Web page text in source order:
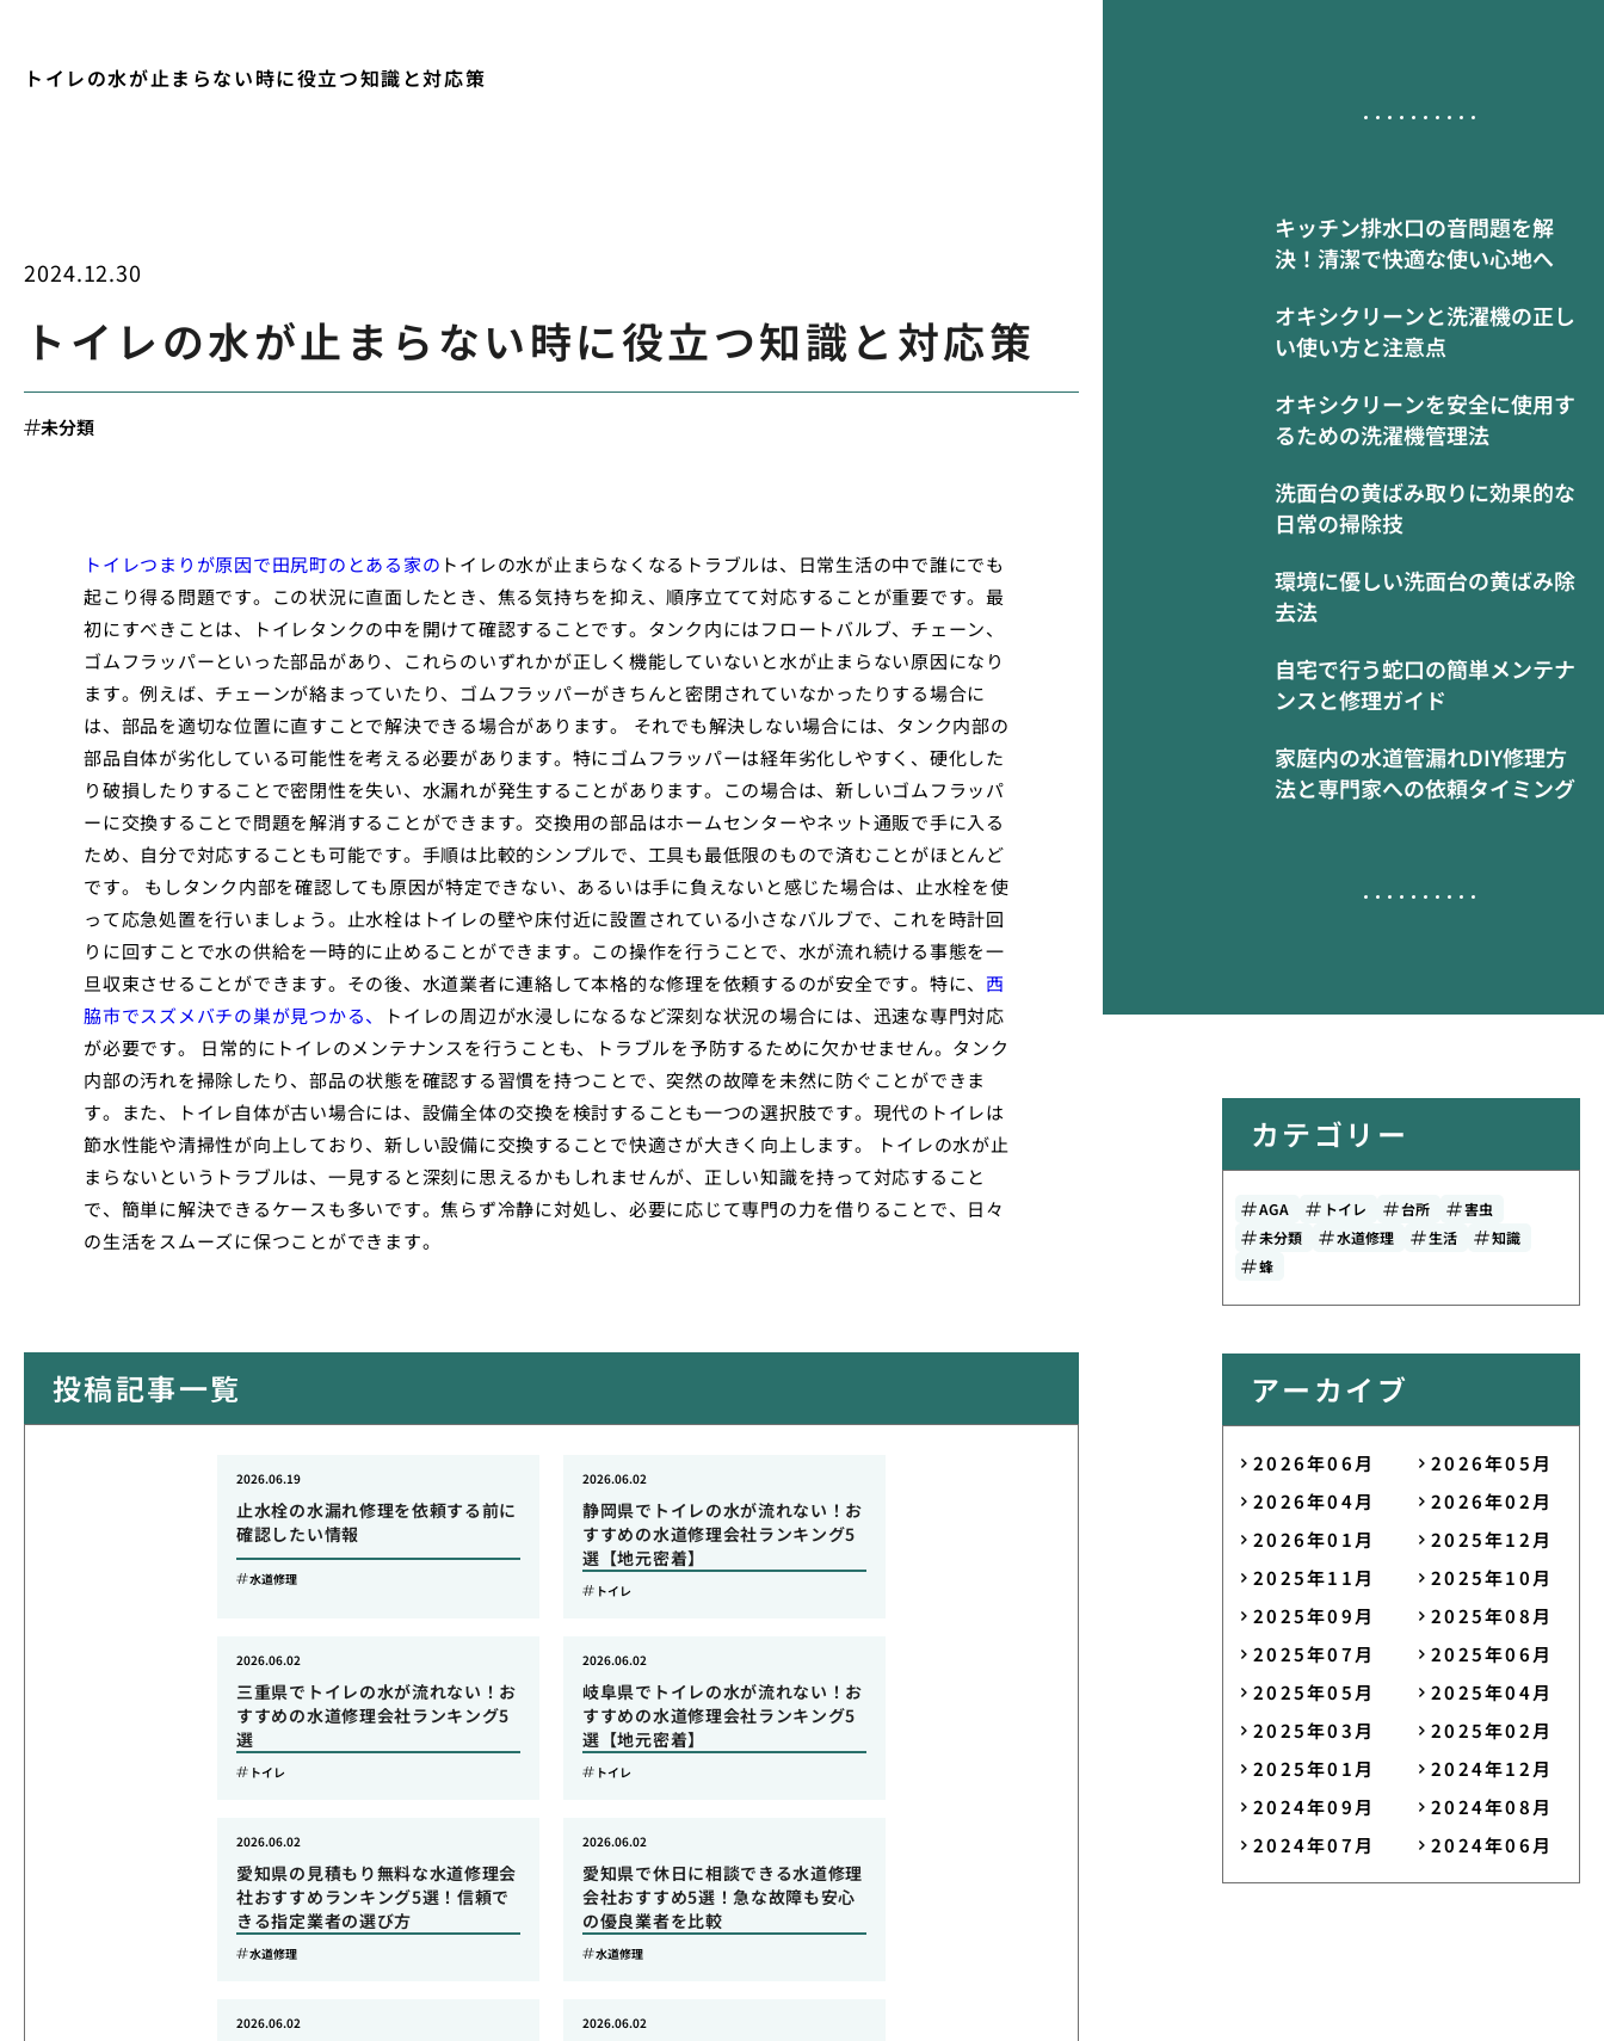
トイレの水が止まらない時に役立つ知識と対応策
キッチン排水口の音問題を解
決！清潔で快適な使い心地へ
オキシクリーンと洗濯機の正し
い使い方と注意点
オキシクリーンを安全に使用す
るための洗濯機管理法
洗面台の黄ばみ取りに効果的な
日常の掃除技
環境に優しい洗面台の黄ばみ除
去法
自宅で行う蛇口の簡単メンテナ
ンスと修理ガイド
家庭内の水道管漏れDIY修理方
法と専門家への依頼タイミング
2024.12.30
トイレの水が止まらない時に役立つ知識と対応策
未分類
トイレつまりが原因で田尻町のとある家の トイレの水が止まらなくなるトラブルは、日常生活の中で誰にでも
起こり得る問題です。この状況に直面したとき、焦る気持ちを抑え、順序立てて対応することが重要です。最
初にすべきことは、トイレタンクの中を開けて確認することです。タンク内にはフロートバルブ、チェーン、
ゴムフラッパーといった部品があり、これらのいずれかが正しく機能していないと水が止まらない原因になり
ます。例えば、チェーンが絡まっていたり、ゴムフラッパーがきちんと密閉されていなかったりする場合に
は、部品を適切な位置に直すことで解決できる場合があります。 それでも解決しない場合には、タンク内部の
部品自体が劣化している可能性を考える必要があります。特にゴムフラッパーは経年劣化しやすく、硬化した
り破損したりすることで密閉性を失い、水漏れが発生することがあります。この場合は、新しいゴムフラッパ
ーに交換することで問題を解消することができます。交換用の部品はホームセンターやネット通販で手に入る
ため、自分で対応することも可能です。手順は比較的シンプルで、工具も最低限のもので済むことがほとんど
です。 もしタンク内部を確認しても原因が特定できない、あるいは手に負えないと感じた場合は、止水栓を使
って応急処置を行いましょう。止水栓はトイレの壁や床付近に設置されている小さなバルブで、これを時計回
りに回すことで水の供給を一時的に止めることができます。この操作を行うことで、水が流れ続ける事態を一
旦収束させることができます。その後、水道業者に連絡して本格的な修理を依頼するのが安全です。特に、 西
脇市でスズメバチの巣が見つかる、
トイレの周辺が水浸しになるなど深刻な状況の場合には、迅速な専門対応
が必要です。 日常的にトイレのメンテナンスを行うことも、トラブルを予防するために欠かせません。タンク
内部の汚れを掃除したり、部品の状態を確認する習慣を持つことで、突然の故障を未然に防ぐことができま
す。また、トイレ自体が古い場合には、設備全体の交換を検討することも一つの選択肢です。現代のトイレは
節水性能や清掃性が向上しており、新しい設備に交換することで快適さが大きく向上します。 トイレの水が止
まらないというトラブルは、一見すると深刻に思えるかもしれませんが、正しい知識を持って対応すること
で、簡単に解決できるケースも多いです。焦らず冷静に対処し、必要に応じて専門の力を借りることで、日々
の生活をスムーズに保つことができます。
投稿記事一覧
止水栓の水漏れ修理を依頼する前に
確認したい情報
2026.06.19
水道修理
静岡県でトイレの水が流れない！お
すすめの水道修理会社ランキング5
選【地元密着】
2026.06.02
トイレ
三重県でトイレの水が流れない！お
すすめの水道修理会社ランキング5
選
2026.06.02
トイレ
岐阜県でトイレの水が流れない！お
すすめの水道修理会社ランキング5
選【地元密着】
2026.06.02
トイレ
愛知県の見積もり無料な水道修理会
社おすすめランキング5選！信頼で
きる指定業者の選び方
2026.06.02
水道修理
愛知県で休日に相談できる水道修理
会社おすすめ5選！急な故障も安心
の優良業者を比較
2026.06.02
水道修理
2026.06.02 2026.06.02
カテゴリー
AGA トイレ 台所
害虫
未分類
水道修理 生活
知識
蜂
アーカイブ
2026年06月
2026年05月
2026年04月
2026年02月
2026年01月
2025年12月
2025年11月
2025年10月
2025年09月
2025年08月
2025年07月
2025年06月
2025年05月
2025年04月
2025年03月
2025年02月
2025年01月
2024年12月
2024年09月
2024年08月
2024年07月
2024年06月